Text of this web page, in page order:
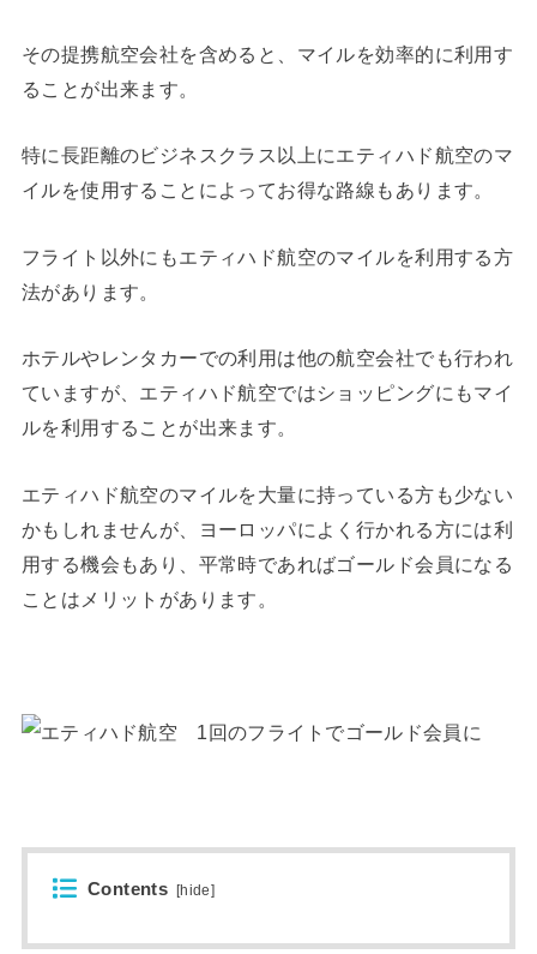
その提携航空会社を含めると、マイルを効率的に利用す
ることが出来ます。
特に長距離のビジネスクラス以上にエティハド航空のマ
イルを使用することによってお得な路線もあります。
フライト以外にもエティハド航空のマイルを利用する方
法があります。
ホテルやレンタカーでの利用は他の航空会社でも行われ
ていますが、エティハド航空ではショッピングにもマイ
ルを利用することが出来ます。
エティハド航空のマイルを大量に持っている方も少ない
かもしれませんが、ヨーロッパによく行かれる方には利
用する機会もあり、平常時であればゴールド会員になる
ことはメリットがあります。
Contents [hide]